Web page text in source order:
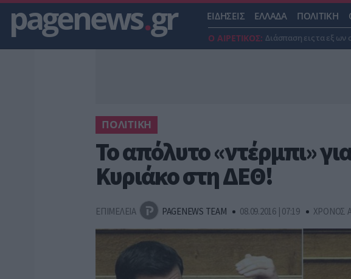
pagenews.gr ΕΙΔΗΣΕΙΣ ΕΛΛΑΔΑ ΠΟΛΙΤΙΚΗ
Ο ΑΙΡΕΤΙΚΟΣ: Διάσπαση εις τα εξ ων
ΠΟΛΙΤΙΚΗ
Το απόλυτο «ντέρμπι»
Κυριάκο στη ΔΕΘ!
ΕΠΙΜΕΛΕΙΑ PAGENEWS TEAM 08.09.2016 | 07:19 ΧΡΟΝΟΣ